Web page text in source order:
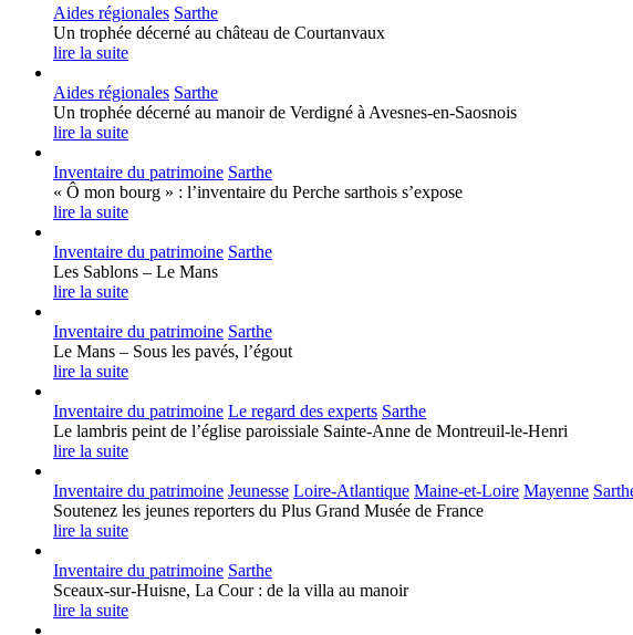
Aides régionales Sarthe
Un trophée décerné au château de Courtanvaux
lire la suite
Aides régionales Sarthe
Un trophée décerné au manoir de Verdigné à Avesnes-en-Saosnois
lire la suite
Inventaire du patrimoine Sarthe
« Ô mon bourg » : l’inventaire du Perche sarthois s’expose
lire la suite
Inventaire du patrimoine Sarthe
Les Sablons – Le Mans
lire la suite
Inventaire du patrimoine Sarthe
Le Mans – Sous les pavés, l’égout
lire la suite
Inventaire du patrimoine Le regard des experts Sarthe
Le lambris peint de l’église paroissiale Sainte-Anne de Montreuil-le-Henri
lire la suite
Inventaire du patrimoine Jeunesse Loire-Atlantique Maine-et-Loire Mayenne
Soutenez les jeunes reporters du Plus Grand Musée de France
lire la suite
Inventaire du patrimoine Sarthe
Sceaux-sur-Huisne, La Cour : de la villa au manoir
lire la suite